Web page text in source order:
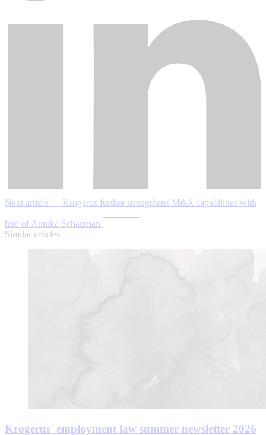
Next article — Krogerus further strengthens M&A capabilities with
hire of Annika Schauman
Similar articles
Krogerus' employment law summer newsletter 2026